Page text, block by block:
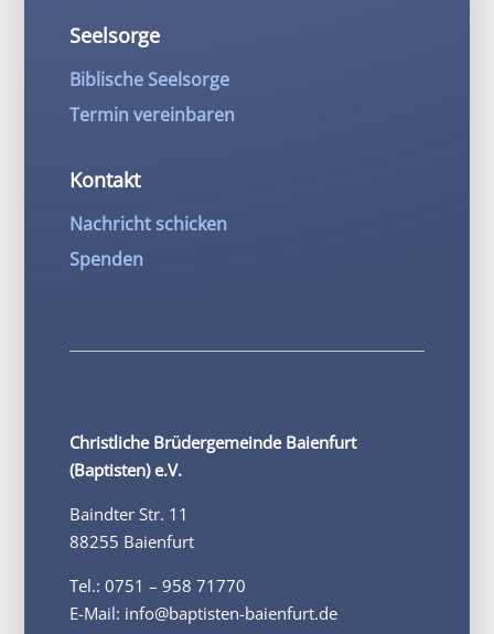
Seelsorge
Biblische Seelsorge
Termin vereinbaren
Kontakt
Nachricht schicken
Spenden
Christliche Brüdergemeinde Baienfurt
(Baptisten) e.V.
Baindter Str. 11
88255 Baienfurt
Tel.: 0751 – 958 71770
E-Mail: info@baptisten-baienfurt.de